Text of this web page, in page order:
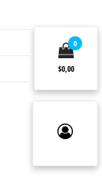
0
$0,00